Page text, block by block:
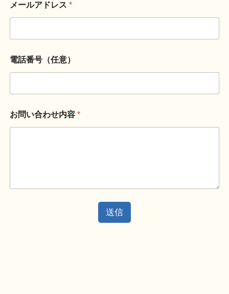
メールアドレス *
電話番号（任意）
お問い合わせ内容 *
送信